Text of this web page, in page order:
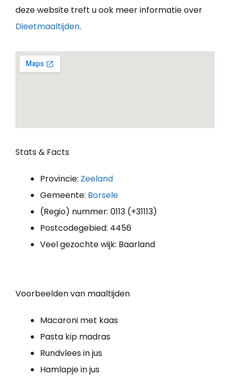
deze website treft u ook meer informatie over
Dieetmaaltijden.
Stats & Facts
Provincie: Zeeland
Gemeente: Borsele
(Regio) nummer: 0113 (+31113)
Postcodegebied: 4456
Veel gezochte wijk: Baarland
Voorbeelden van maaltijden
Macaroni met kaas
Pasta kip madras
Rundvlees in jus
Hamlapje in jus